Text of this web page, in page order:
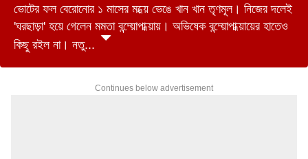
ভোটের ফল বেরোনোর ১ মাসের মধ্য়ে ভেঙে খান খান তৃণমূল। নিজের দলেই
'ঘরছাড়া' হয়ে গেলেন মমতা বন্দ্য়োপাধ্য়ায়। অভিষেক বন্দ্য়োপাধ্য়ায়ের হাতেও
কিছু রইল না। নতু...
Continues below advertisement